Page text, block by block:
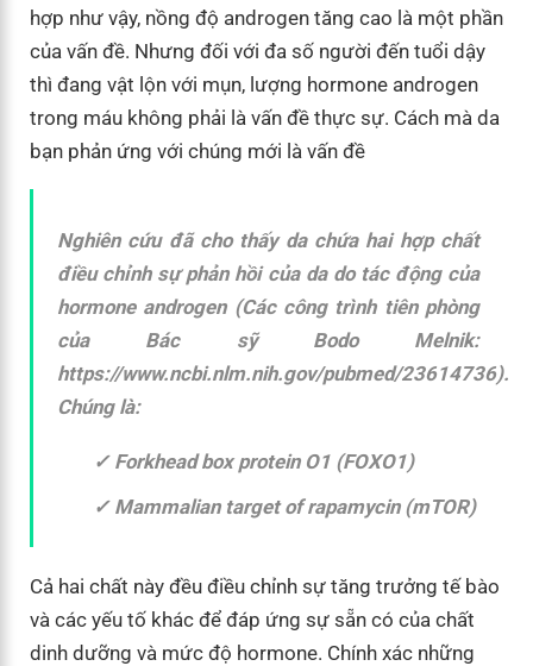
hợp như vậy, nồng độ androgen tăng cao là một phần
của vấn đề. Nhưng đối với đa số người đến tuổi dậy
thì đang vật lộn với mụn, lượng hormone androgen
trong máu không phải là vấn đề thực sự. Cách mà da
bạn phản ứng với chúng mới là vấn đề
Nghiên cứu đã cho thấy da chứa hai hợp chất
điều chỉnh sự phản hồi của da do tác động của
hormone androgen (Các công trình tiên phòng
của Bác sỹ Bodo Melnik:
https://www.ncbi.nlm.nih.gov/pubmed/23614736).
Chúng là:
Forkhead box protein O1 (FOXO1)
Mammalian target of rapamycin (mTOR)
Cả hai chất này đều điều chỉnh sự tăng trưởng tế bào
và các yếu tố khác để đáp ứng sự sẵn có của chất
dinh dưỡng và mức độ hormone. Chính xác những